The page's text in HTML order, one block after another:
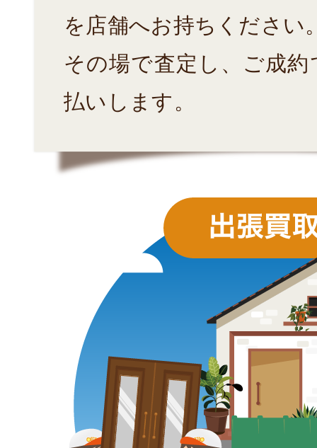
を店舗へお持ちください
その場で査定し、ご成
払いします。